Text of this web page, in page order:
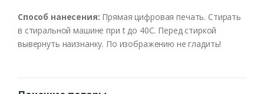
Способ нанесения: Прямая цифровая печать. Стирать
в стиральной машине при t до 40С. Перед стиркой
вывернуть наизнанку. По изображению не гладить!